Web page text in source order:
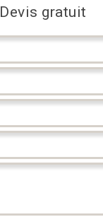
Devis gratuit